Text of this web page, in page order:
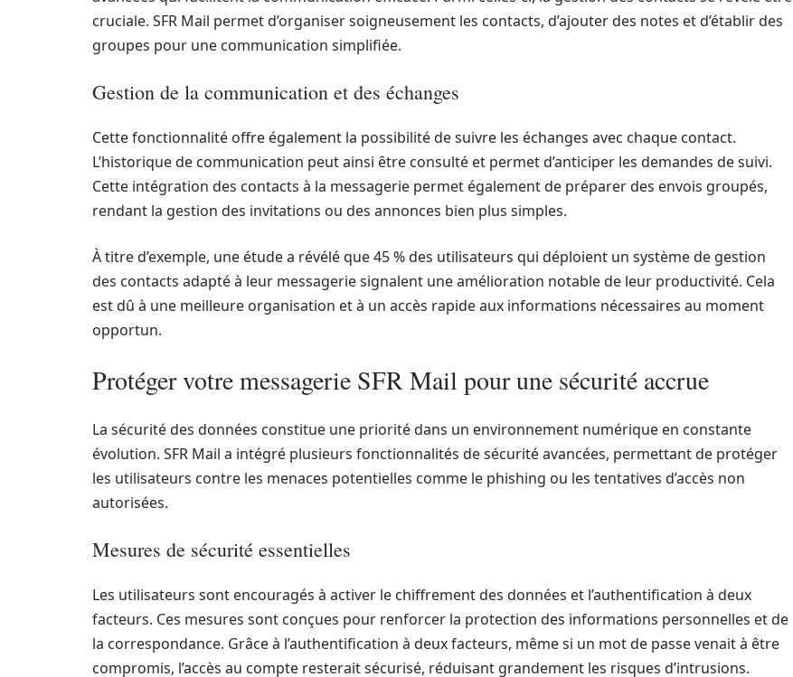
cruciale. SFR Mail permet d’organiser soigneusement les contacts, d’ajouter des notes et d’établir des
groupes pour une communication simplifiée.
Gestion de la communication et des échanges
Cette fonctionnalité offre également la possibilité de suivre les échanges avec chaque contact.
L’historique de communication peut ainsi être consulté et permet d’anticiper les demandes de suivi.
Cette intégration des contacts à la messagerie permet également de préparer des envois groupés,
rendant la gestion des invitations ou des annonces bien plus simples.
À titre d’exemple, une étude a révélé que 45 % des utilisateurs qui déploient un système de gestion
des contacts adapté à leur messagerie signalent une amélioration notable de leur productivité. Cela
est dû à une meilleure organisation et à un accès rapide aux informations nécessaires au moment
opportun.
Protéger votre messagerie SFR Mail pour une sécurité accrue
La sécurité des données constitue une priorité dans un environnement numérique en constante
évolution. SFR Mail a intégré plusieurs fonctionnalités de sécurité avancées, permettant de protéger
les utilisateurs contre les menaces potentielles comme le phishing ou les tentatives d’accès non
autorisées.
Mesures de sécurité essentielles
Les utilisateurs sont encouragés à activer le chiffrement des données et l’authentification à deux
facteurs. Ces mesures sont conçues pour renforcer la protection des informations personnelles et de
la correspondance. Grâce à l’authentification à deux facteurs, même si un mot de passe venait à être
compromis, l’accès au compte resterait sécurisé, réduisant grandement les risques d’intrusions.